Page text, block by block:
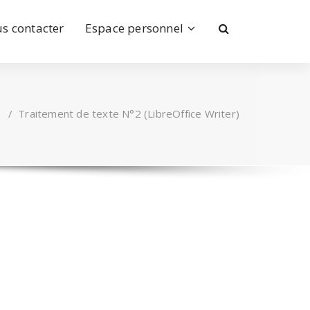
contacter Espace personnel
Traitement de texte N°2 (LibreOffice Writer)